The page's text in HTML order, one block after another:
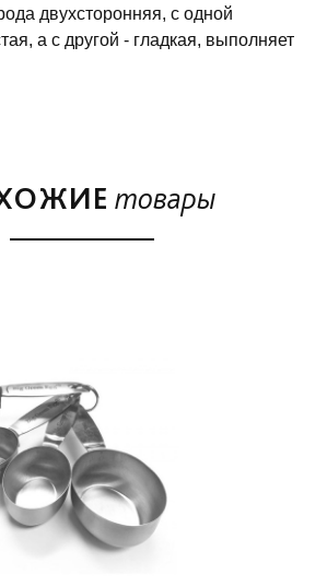
двухсторонняя, с одной
а с другой - гладкая, выполняет
товары